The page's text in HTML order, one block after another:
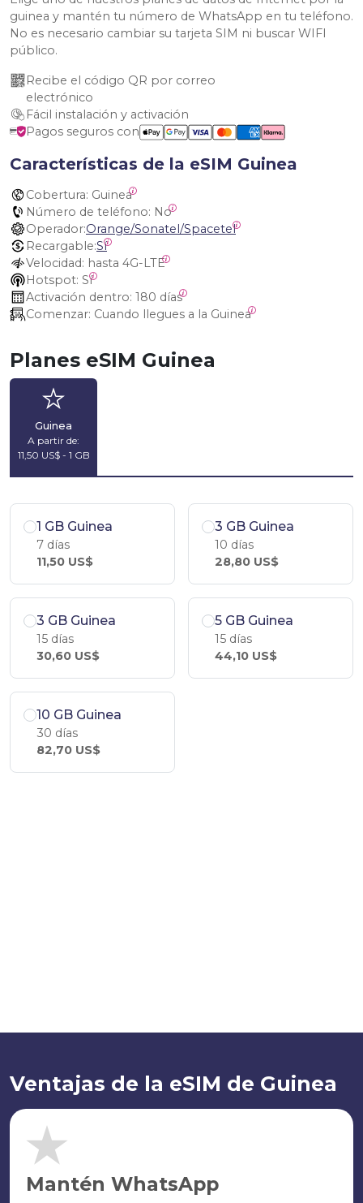
guinea y mantén tu número de WhatsApp en tu teléfono.
No es necesario cambiar su tarjeta SIM ni buscar WIFI
público.
Recibe el código QR por correo
electrónico
Fácil instalación y activación
Pagos seguros con
Características de la eSIM Guinea
Cobertura: Guinea
Número de teléfono: No
Operador:Orange/Sonatel/Spacetel
Recargable:Sí
Velocidad: hasta 4G-LTE
Hotspot: Sí
Activación dentro: 180 días
Comenzar: Cuando llegues a la Guinea
Planes eSIM Guinea
Guinea
A partir de:
11,50 US$ - 1 GB
1 GB Guinea
7 días
11,50 US$
3 GB Guinea
10 días
28,80 US$
3 GB Guinea
15 días
30,60 US$
5 GB Guinea
15 días
44,10 US$
10 GB Guinea
30 días
82,70 US$
Ventajas de la eSIM de Guinea
Mantén WhatsApp